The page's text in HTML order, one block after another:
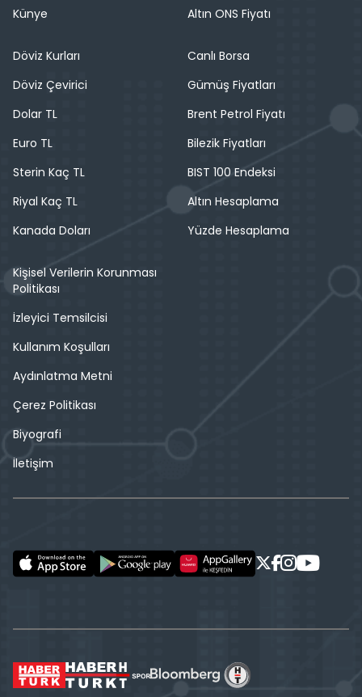
Künye
Altın ONS Fiyatı
Döviz Kurları
Döviz Çevirici
Dolar TL
Euro TL
Sterin Kaç TL
Riyal Kaç TL
Kanada Doları
Canlı Borsa
Gümüş Fiyatları
Brent Petrol Fiyatı
Bilezik Fiyatları
BIST 100 Endeksi
Altın Hesaplama
Yüzde Hesaplama
Kişisel Verilerin Korunması
Politikası
İzleyici Temsilcisi
Kullanım Koşulları
Aydınlatma Metni
Çerez Politikası
Biyografi
İletişim